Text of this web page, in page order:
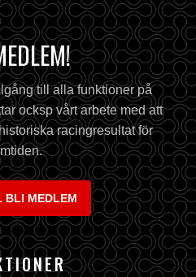
till alla funktioner på
ocksp vårt arbete med att
racingresultat för
BLI MEDLEM